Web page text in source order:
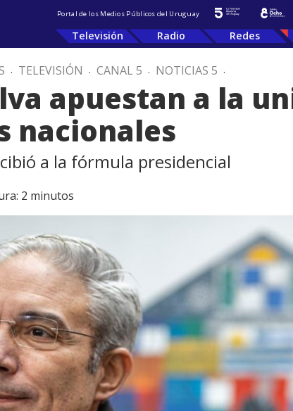
Portal de los Medios Públicos del Uruguay
Televisión Radio Redes
. TELEVISIÓN . CANAL 5 . NOTICIAS 5 .
apuestan a la
nacionales
a la fórmula presidencial
2 minutos